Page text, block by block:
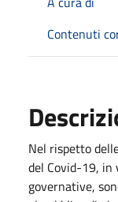
Contenuti
Nel rispetto
del Covid-19, in
governative,